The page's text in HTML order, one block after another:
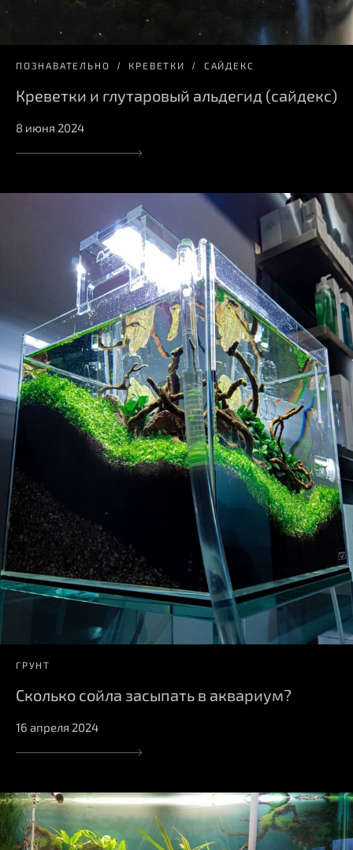
ПОЗНАВАТЕЛЬНО КРЕВЕТКИ САЙДЕКС
Креветки и глутаровый альдегид (сайдекс)
8 июня 2024
ГРУНТ
Сколько сойла засыпать в аквариум?
16 апреля 2024